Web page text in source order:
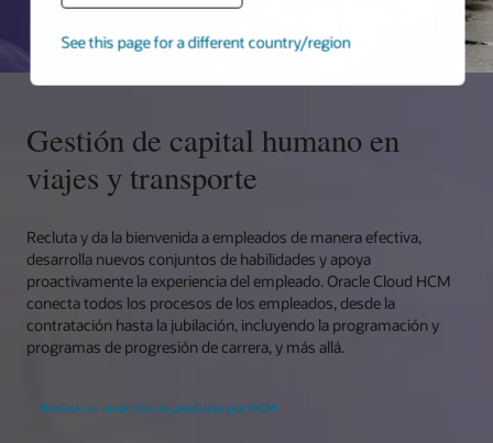
See this page for a different country/region
Gestión de capital humano en
viajes y transporte
Recluta y da la bienvenida a empleados de manera efectiva,
desarrolla nuevos conjuntos de habilidades y apoya
proactivamente la experiencia del empleado. Oracle Cloud HCM
conecta todos los procesos de los empleados, desde la
contratación hasta la jubilación, incluyendo la programación y
programas de progresión de carrera, y más allá.
Realiza un recorrido de producto por HCM